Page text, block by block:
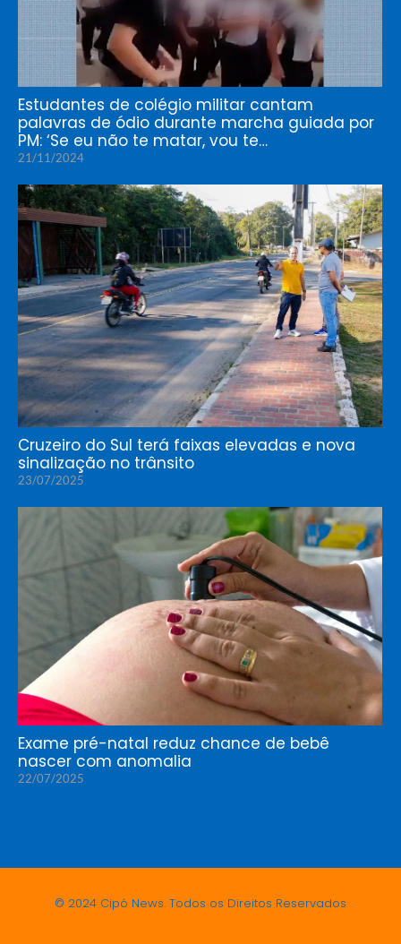
Estudantes de colégio militar cantam
palavras de ódio durante marcha guiada por
PM: ‘Se eu não te matar, vou te…
21/11/2024
Cruzeiro do Sul terá faixas elevadas e nova
sinalização no trânsito
23/07/2025
Exame pré-natal reduz chance de bebê
nascer com anomalia
22/07/2025
© 2024 Cipó News. Todos os Direitos Reservados